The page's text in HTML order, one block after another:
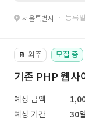
서울특별시 · 등록
📔 외주 모집 중
기존 PHP 웹사
예상 금액
예상 기간
30일